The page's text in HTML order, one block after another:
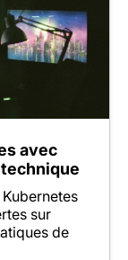
avec
sur
de